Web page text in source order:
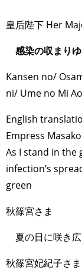
皇后陛下 Her
感染の収まり
Kansen no/
ni/ Ume no Mi
English
Empress
As I stand in the
infection’s
green
秋篠宮さま
夏の日に咲き
秋篠宮妃紀子さま